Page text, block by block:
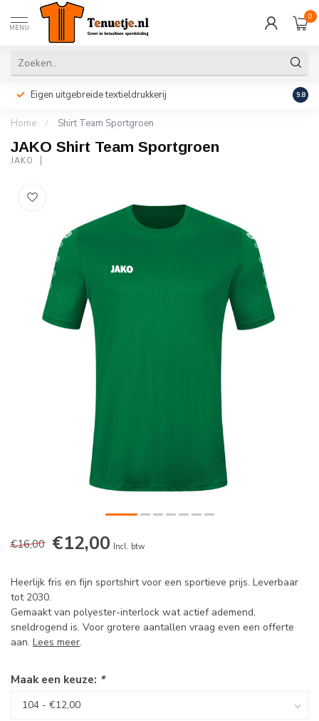
MENU
0
Eigen uitgebreide textieldrukkerij 9.8
Home / Shirt Team Sportgroen
JAKO Shirt Team Sportgroen
JAKO
€16,00 €12,00 Incl. btw
Heerlijk fris en fijn sportshirt voor een sportieve prijs. Leverbaar
tot 2030.
Gemaakt van polyester-interlock wat actief ademend,
sneldrogend is. Voor grotere aantallen vraag even een offerte
aan. Lees meer.
Maak een keuze: *